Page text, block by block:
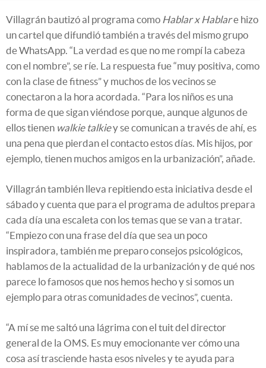
Villagrán bautizó al programa como Hablar x Hablare hizo
un cartel que difundió también a través del mismo grupo
de WhatsApp. “La verdad es que no me rompí la cabeza
con el nombre”, se ríe. La respuesta fue “muy positiva, como
con la clase de fitness” y muchos de los vecinos se
conectaron a la hora acordada. “Para los niños es una
forma de que sigan viéndose porque, aunque algunos de
ellos tienen walkie talkiey se comunican a través de ahí, es
una pena que pierdan el contacto estos días. Mis hijos, por
ejemplo, tienen muchos amigos en la urbanización”, añade.
Villagrán también lleva repitiendo esta iniciativa desde el
sábado y cuenta que para el programa de adultos prepara
cada día una escaleta con los temas que se van a tratar.
“Empiezo con una frase del día que sea un poco
inspiradora, también me preparo consejos psicológicos,
hablamos de la actualidad de la urbanización y de qué nos
parece lo famosos que nos hemos hecho y si somos un
ejemplo para otras comunidades de vecinos”, cuenta.
“A mí se me saltó una lágrima con el tuit del director
general de la OMS. Es muy emocionante ver cómo una
cosa así trasciende hasta esos niveles y te ayuda para